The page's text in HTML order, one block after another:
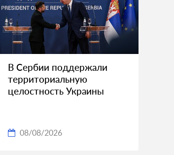
В Сербии поддержали
территориальную
целостность Украины
08/08/2026